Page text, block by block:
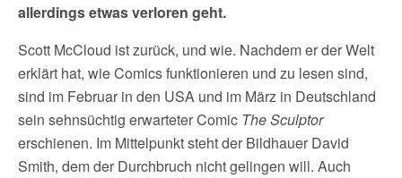
allerdings etwas verloren geht.
Scott McCloud ist zurück, und wie. Nachdem er der Welt
erklärt hat, wie Comics funktionieren und zu lesen sind,
sind im Februar in den USA und im März in Deutschland
sein sehnsüchtig erwarteter Comic The Sculptor
erschienen. Im Mittelpunkt steht der Bildhauer David
Smith, dem der Durchbruch nicht gelingen will. Auch